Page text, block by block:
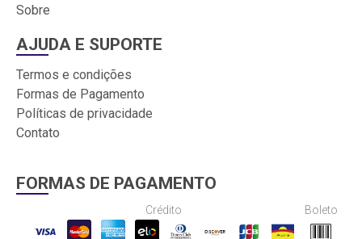
Sobre
AJUDA E SUPORTE
Termos e condições
Formas de Pagamento
Políticas de privacidade
Contato
FORMAS DE PAGAMENTO
Crédito Boleto